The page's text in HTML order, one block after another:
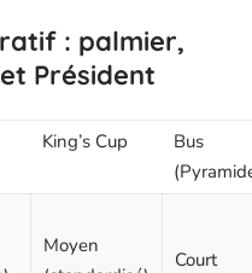
: palmier,
et Président
King’s Cup
Bus
Moyen
Court